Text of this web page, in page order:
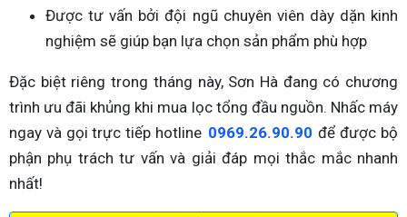
Được tư vấn bởi đội ngũ chuyên viên dày dặn kinh
nghiệm sẽ giúp bạn lựa chọn sản phẩm phù hợp
Đặc biệt riêng trong tháng này, Sơn Hà đang có chương
trình ưu đãi khủng khi mua lọc tổng đầu nguồn. Nhấc máy
ngay và gọi trực tiếp hotline 0969.26.90.90 để được bộ
phận phụ trách tư vấn và giải đáp mọi thắc mắc nhanh
nhất!